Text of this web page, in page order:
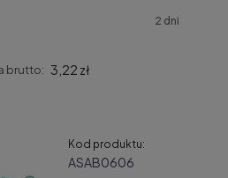
2 dni
brutto: 3,22 zł
Kod produktu:
ASAB0606